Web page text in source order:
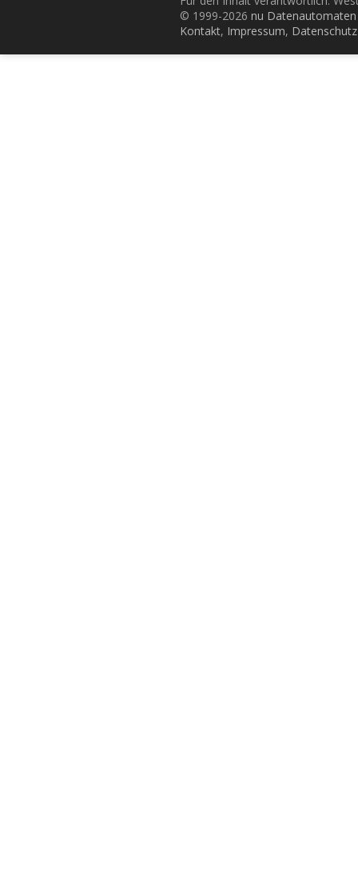
© 1999-2026 nu
Kontakt, Impressum, Datenschutz